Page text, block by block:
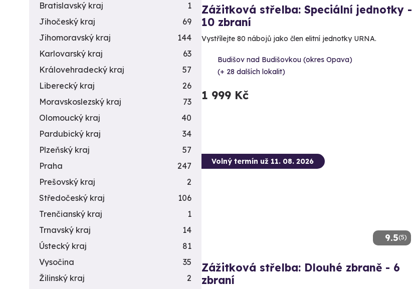
Zážitková střelba: Speciální jednotky -
10 zbraní
Vystřílejte 80 nábojů jako člen elitní jednotky URNA.
Budišov nad Budišovkou (okres Opava)
(+ 28 dalších lokalit)
1 999 Kč
9.5(5)
Volný termín už 11. 08. 2026
Zážitková střelba: Dlouhé zbraně - 6
zbraní
Bratislavský kraj
1
Jihočeský kraj
69
Jihomoravský kraj
144
Karlovarský kraj
63
Královehradecký kraj
57
Liberecký kraj
26
Moravskoslezský kraj
73
Olomoucký kraj
40
Pardubický kraj
34
Plzeňský kraj
57
Praha
247
Prešovský kraj
2
Středočeský kraj
106
Trenčianský kraj
1
Trnavský kraj
14
Ústecký kraj
81
Vysočina
35
Žilinský kraj
2